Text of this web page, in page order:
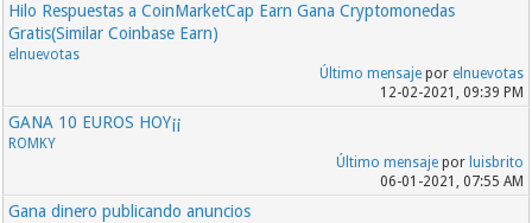
Hilo Respuestas a CoinMarketCap Earn Gana Cryptomonedas
Gratis(Similar Coinbase Earn)
elnuevotas
Último mensajepor elnuevotas
12-02-2021, 09:39 PM
GANA 10 EUROS HOY¡¡
ROMKY
Último mensajepor luisbrito
06-01-2021, 07:55 AM
Gana dinero publicando anuncios